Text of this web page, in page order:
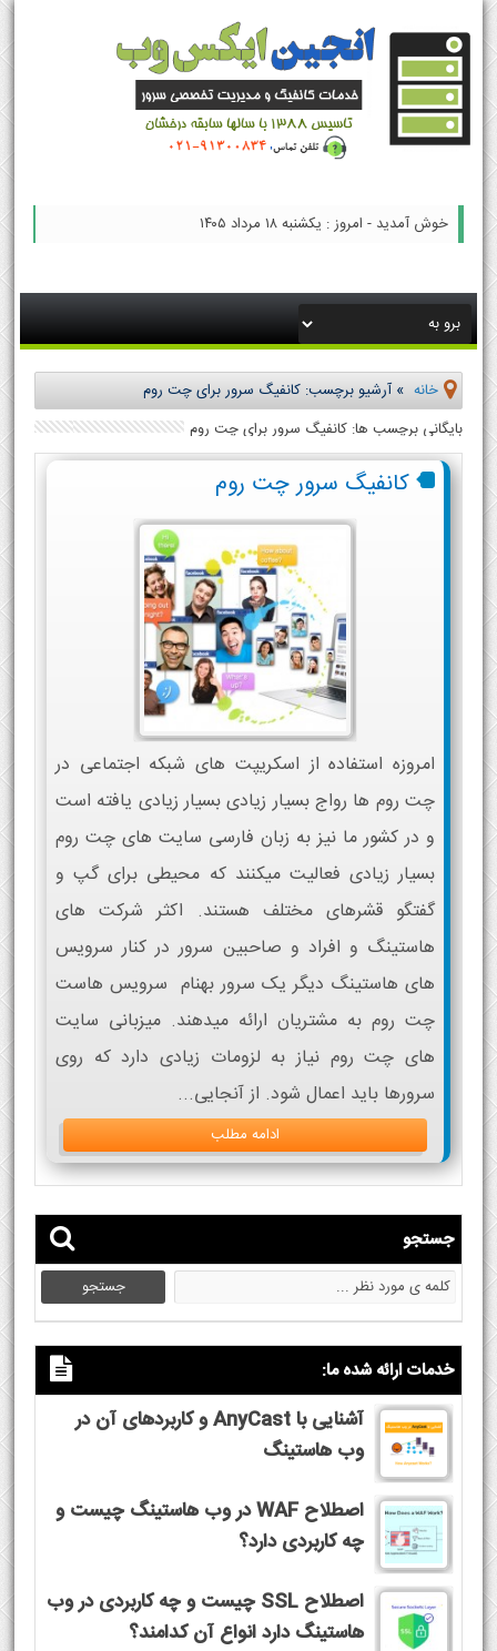
خوش آمدید - امروز : یکشنبه ۱۸ مرداد ۱۴۰۵
خانه »آرشیو برچسب: کانفیگ سرور برای چت روم
بایگانی برچسب ها: کانفیگ سرور برای چت روم
کانفیگ سرور چت روم
امروزه استفاده از اسکریپت های شبکه اجتماعی در
چت روم ها رواج بسیار زیادی بسیار زیادی یافته است
و در کشور ما نیز به زبان فارسی سایت های چت روم
بسیار زیادی فعالیت میکنند که محیطی برای گپ و
گفتگو قشرهای مختلف هستند. اکثر شرکت های
هاستینگ و افراد و صاحبین سرور در کنار سرویس
های هاستینگ دیگر یک سرور بهنام سرویس هاست
چت روم به مشتریان ارائه میدهند. میزبانی سایت
های چت روم نیاز به لزومات زیادی دارد که روی
سرورها باید اعمال شود. از آنجایی...
ادامه مطلب
جستجو
خدمات ارائه شده ما:
آشنایی با AnyCast و کاربردهای آن در
وب هاستینگ
اصطلاح WAF در وب هاستینگ چیست و
چه کاربردی دارد؟
اصطلاح SSL چیست و چه کاربردی در وب
هاستینگ دارد انواع آن کدامند؟